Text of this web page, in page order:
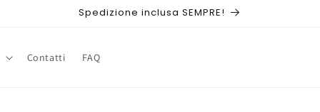
Spedizione inclusa SEMPRE!
Contatti FAQ